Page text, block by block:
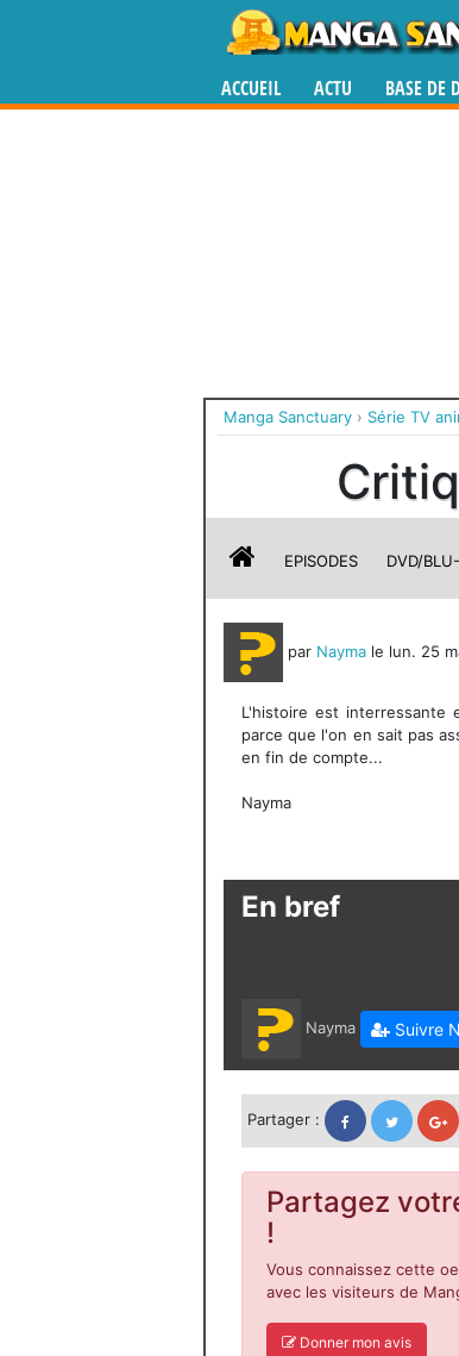
ACCUEIL ACTU BASE DE
Manga Sanctuary › Série TV
EPISODES DVD/
par Nayma le lun. 25
L'histoire est interressante
parce que l'on en sait pas
en fin de compte...
Nayma
En bref
Nayma Suivre
Partager :
Partagez
!
Vous connaissez cette
avec les visiteurs de
Donner mon avis